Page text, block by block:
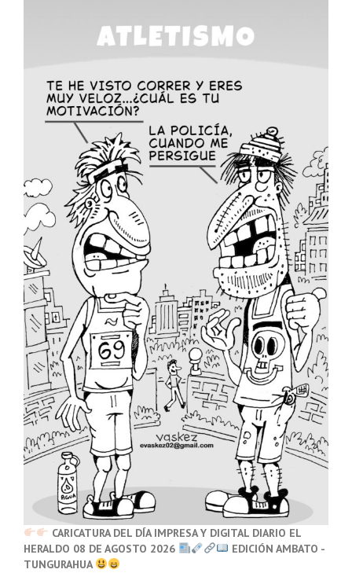
CARICATURA DEL DÍA IMPRESA Y DIGITAL DIARIO EL
HERALDO 08 DE AGOSTO 2026
EDICIÓN AMBATO -
TUNGURAHUA